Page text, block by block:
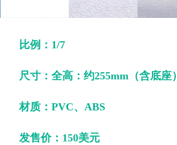
比例：1/7
尺寸： 全高：约255mm（含底座）
材质：PVC、ABS
发售价：150美元